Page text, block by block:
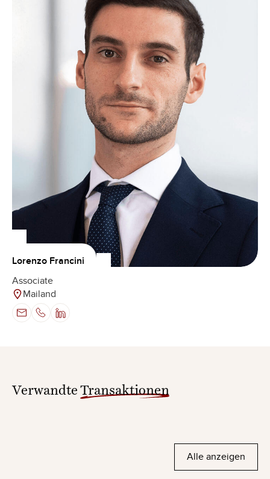
Lorenzo Francini
Associate
Mailand
Verwandte Transaktionen
Alle anzeigen